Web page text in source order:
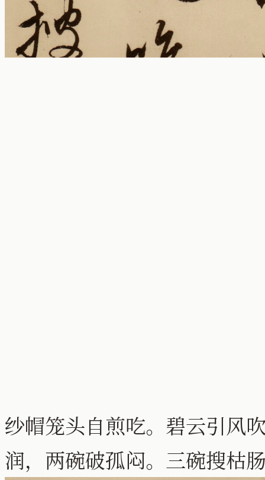
纱帽笼头自煎吃。碧云引风
润，两碗破孤闷。三碗搜枯